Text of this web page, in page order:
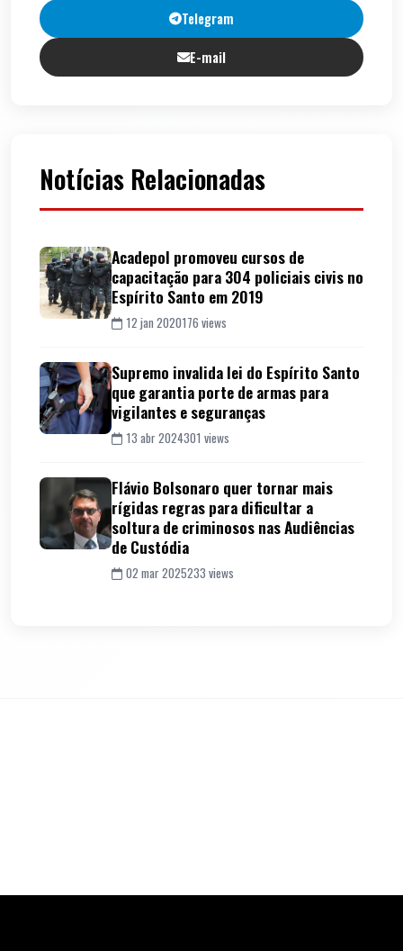
Telegram
E-mail
Notícias Relacionadas
Acadepol promoveu cursos de
capacitação para 304 policiais civis no
Espírito Santo em 2019
12 jan 2020176 views
Supremo invalida lei do Espírito Santo
que garantia porte de armas para
vigilantes e seguranças
13 abr 2024301 views
Flávio Bolsonaro quer tornar mais
rígidas regras para dificultar a
soltura de criminosos nas Audiências
de Custódia
02 mar 2025233 views